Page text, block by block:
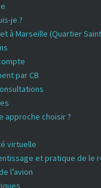
je ?
à Marseille (Quartier
par CB
approche choisir ?
virtuelle
et pratique de le
l’avion